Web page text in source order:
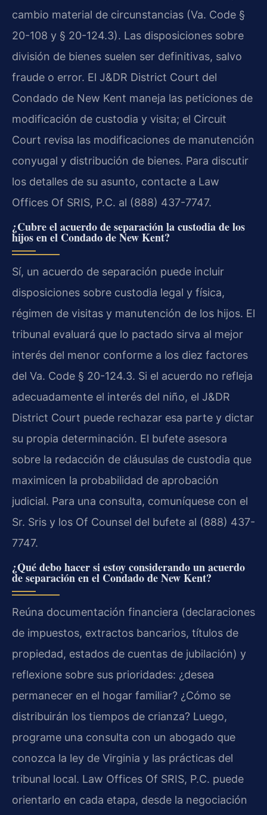
cambio material de circunstancias (Va. Code §
20-108 y § 20-124.3). Las disposiciones sobre
división de bienes suelen ser definitivas, salvo
fraude o error. El J&DR District Court del
Condado de New Kent maneja las peticiones de
modificación de custodia y visita; el Circuit
Court revisa las modificaciones de manutención
conyugal y distribución de bienes. Para discutir
los detalles de su asunto, contacte a Law
Offices Of SRIS, P.C. al (888) 437-7747.
¿Cubre el acuerdo de separación la custodia de los
hijos en el Condado de New Kent?
Sí, un acuerdo de separación puede incluir
disposiciones sobre custodia legal y física,
régimen de visitas y manutención de los hijos. El
tribunal evaluará que lo pactado sirva al mejor
interés del menor conforme a los diez factores
del Va. Code § 20-124.3. Si el acuerdo no refleja
adecuadamente el interés del niño, el J&DR
District Court puede rechazar esa parte y dictar
su propia determinación. El bufete asesora
sobre la redacción de cláusulas de custodia que
maximicen la probabilidad de aprobación
judicial. Para una consulta, comuníquese con el
Sr. Sris y los Of Counsel del bufete al (888) 437-
7747.
¿Qué debo hacer si estoy considerando un acuerdo
de separación en el Condado de New Kent?
Reúna documentación financiera (declaraciones
de impuestos, extractos bancarios, títulos de
propiedad, estados de cuentas de jubilación) y
reflexione sobre sus prioridades: ¿desea
permanecer en el hogar familiar? ¿Cómo se
distribuirán los tiempos de crianza? Luego,
programe una consulta con un abogado que
conozca la ley de Virginia y las prácticas del
tribunal local. Law Offices Of SRIS, P.C. puede
orientarlo en cada etapa, desde la negociación